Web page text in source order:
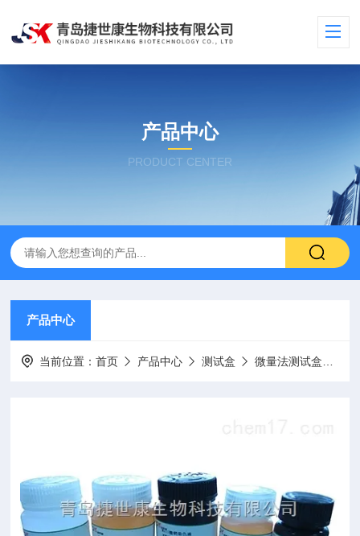
产品中心
PRODUCT CENTER
产品中心
当前位置：首页 产品中心 测试盒 微量法测试盒